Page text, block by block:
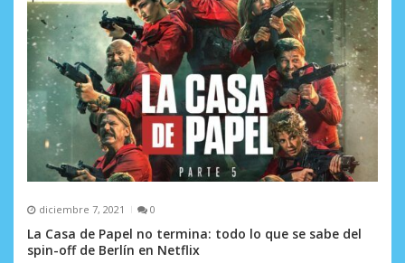
n
t
r
a
a
s diciembre 7, 2021 0
La Casa de Papel no termina: todo lo que se sabe del
spin-off de Berlín en Netflix